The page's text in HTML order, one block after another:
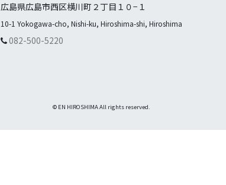
広島県広島市西区横川町２丁目１０−１
10-1 Yokogawa-cho, Nishi-ku, Hiroshima-shi, Hiroshima
082-500-5220
© EN HIROSHIMA All rights reserved.